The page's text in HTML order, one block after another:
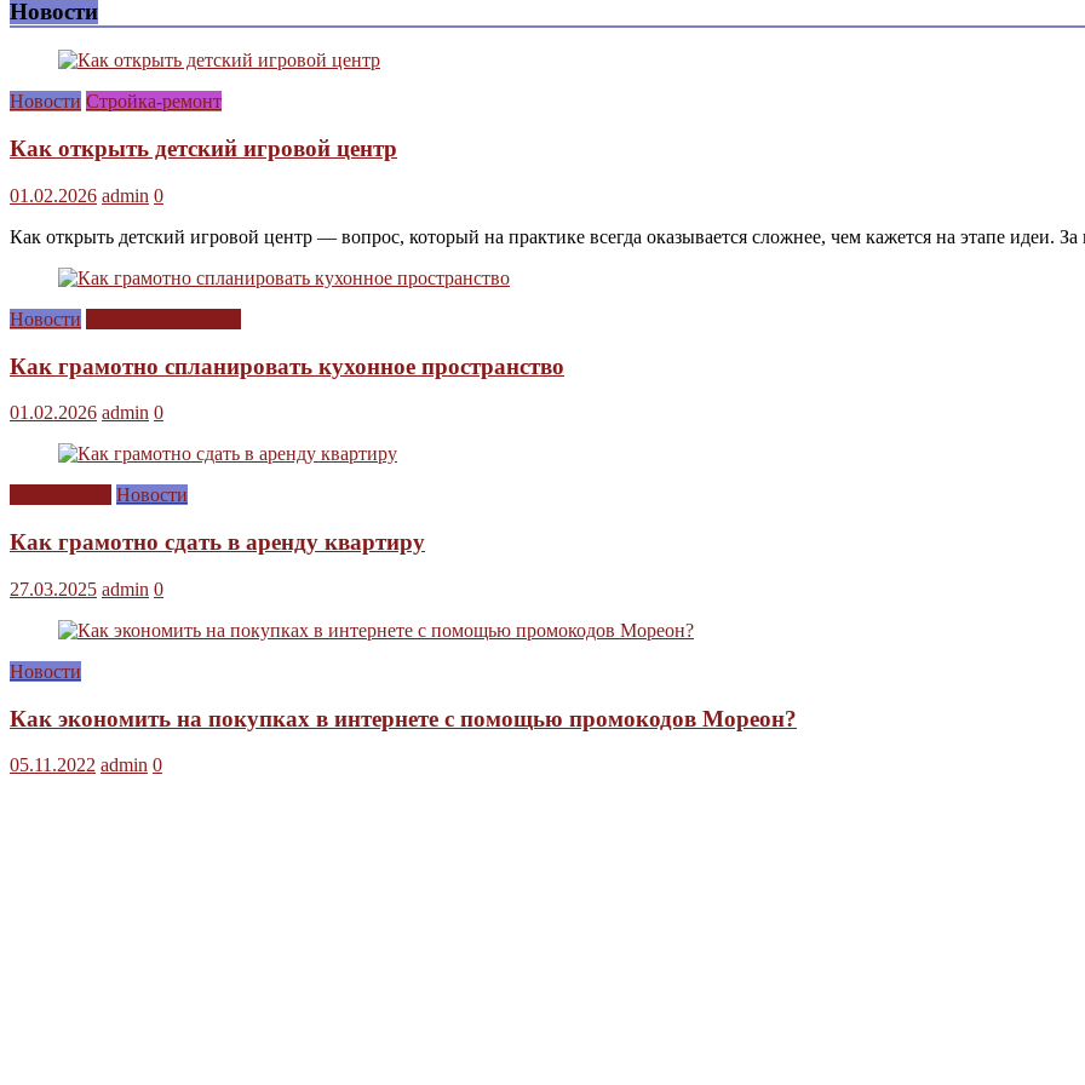
Новости
Новости Стройка-ремонт
Как открыть детский игровой центр
01.02.2026 admin 0
Как открыть детский игровой центр — вопрос, который на практике всегда оказывается сложнее, чем кажется на этапе идеи.
Новости
Как грамотно спланировать кухонное пространство
01.02.2026 admin 0
Новости
Как грамотно сдать в аренду квартиру
27.03.2025 admin 0
Новости
Как экономить на покупках в интернете с помощью промокодов Мореон?
05.11.2022 admin 0